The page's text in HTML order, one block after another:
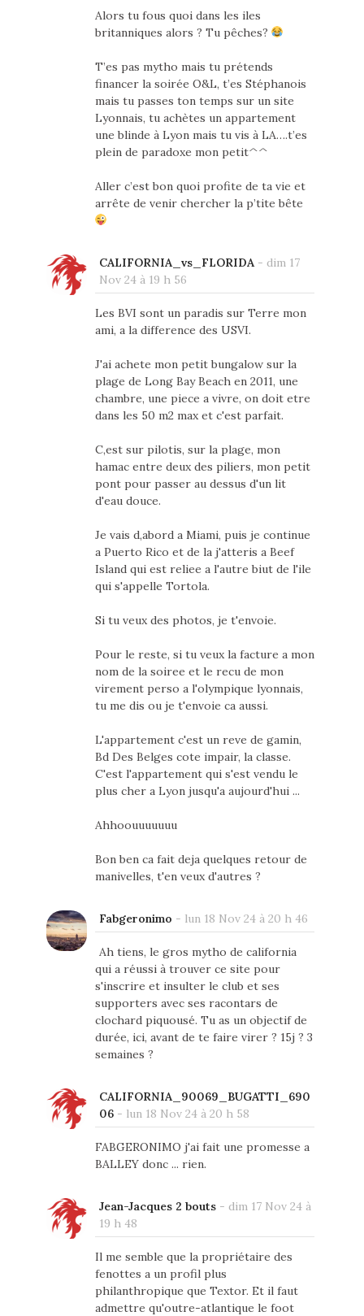
Alors tu fous quoi dans les iles
britanniques alors ? Tu pêches?
T’es pas mytho mais tu prétends
financer la soirée O&L, t’es Stéphanois
mais tu passes ton temps sur un site
Lyonnais, tu achètes un appartement
une blinde à Lyon mais tu vis à LA….t’es
plein de paradoxe mon petit^^
Aller c’est bon quoi profite de ta vie et
arrête de venir chercher la p’tite bête
CALIFORNIA_vs_FLORIDA- dim 17
Nov 24 à 19 h 56
Les BVI sont un paradis sur Terre mon
ami, a la difference des USVI.
J'ai achete mon petit bungalow sur la
plage de Long Bay Beach en 2011, une
chambre, une piece a vivre, on doit etre
dans les 50 m2 max et c'est parfait.
C,est sur pilotis, sur la plage, mon
hamac entre deux des piliers, mon petit
pont pour passer au dessus d'un lit
d'eau douce.
Je vais d,abord a Miami, puis je continue
a Puerto Rico et de la j'atteris a Beef
Island qui est reliee a l'autre biut de l'ile
qui s'appelle Tortola.
Si tu veux des photos, je t'envoie.
Pour le reste, si tu veux la facture a mon
nom de la soiree et le recu de mon
virement perso a l'olympique lyonnais,
tu me dis ou je t'envoie ca aussi.
L'appartement c'est un reve de gamin,
Bd Des Belges cote impair, la classe.
C'est l'appartement qui s'est vendu le
plus cher a Lyon jusqu'a aujourd'hui ...
Ahhoouuuuuuu
Bon ben ca fait deja quelques retour de
manivelles, t'en veux d'autres ?
Fabgeronimo - lun 18 Nov 24 à 20 h 46
Ah tiens, le gros mytho de california
qui a réussi à trouver ce site pour
s'inscrire et insulter le club et ses
supporters avec ses racontars de
clochard piquousé. Tu as un objectif de
durée, ici, avant de te faire virer ? 15j ? 3
semaines ?
CALIFORNIA_90069_BUGATTI_690
06- lun 18 Nov 24 à 20 h 58
FABGERONIMO j'ai fait une promesse a
BALLEY donc ... rien.
Jean-Jacques 2 bouts- dim 17 Nov 24 à
19 h 48
Il me semble que la propriétaire des
fenottes a un profil plus
philanthropique que Textor. Et il faut
admettre qu'outre-atlantique le foot